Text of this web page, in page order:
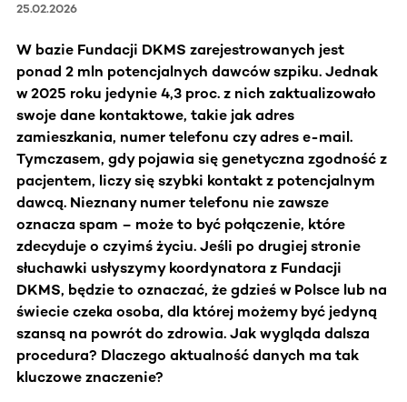
25.02.2026
W bazie Fundacji DKMS zarejestrowanych jest
ponad 2 mln potencjalnych dawców szpiku. Jednak
w 2025 roku jedynie 4,3 proc. z nich zaktualizowało
swoje dane kontaktowe, takie jak adres
zamieszkania, numer telefonu czy adres e-mail.
Tymczasem, gdy pojawia się genetyczna zgodność z
pacjentem, liczy się szybki kontakt z potencjalnym
dawcą. Nieznany numer telefonu nie zawsze
oznacza spam – może to być połączenie, które
zdecyduje o czyimś życiu. Jeśli po drugiej stronie
słuchawki usłyszymy koordynatora z Fundacji
DKMS, będzie to oznaczać, że gdzieś w Polsce lub na
świecie czeka osoba, dla której możemy być jedyną
szansą na powrót do zdrowia. Jak wygląda dalsza
procedura? Dlaczego aktualność danych ma tak
kluczowe znaczenie?